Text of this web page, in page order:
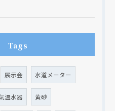
Tags
展示会 水道メーター
温水器 黄砂
ジにジャンプします
ジにジャンプします